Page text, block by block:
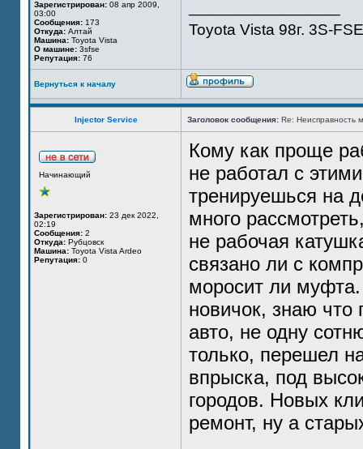
Зарегистрирован: 08 апр 2009,
03:00
Сообщения: 173
Откуда: Алтай
Машина: Toyota Vista
О машине: 3sfse
Репутация: 76
Toyota Vista 98г. 3S-FSE
Вернуться к началу
Injector Service Заголовок сообщения: Re: Неисправность
Начинающий
Зарегистрирован: 23 дек 2022,
02:19
Сообщения: 2
Откуда: Рубцовск
Машина: Toyota Vista Ardeo
Репутация: 0
Кому как проще
не работал с
тренируешься на
много
не рабочая
связано ли с
моросит ли
новичок, знаю что
авто, не одну
только, перешел
впрыска, под
городов. Новых
ремонт, ну а